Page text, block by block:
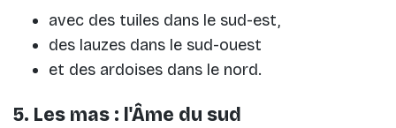
avec des tuiles dans le sud-est,
des lauzes dans le sud-ouest
et des ardoises dans le nord.
5. Les mas : l'Âme du sud